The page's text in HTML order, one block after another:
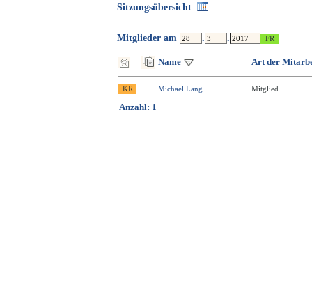
Sitzungsübersicht
Mitglieder am . .
Name Art der
Michael Lang Mitglied
Anzahl: 1